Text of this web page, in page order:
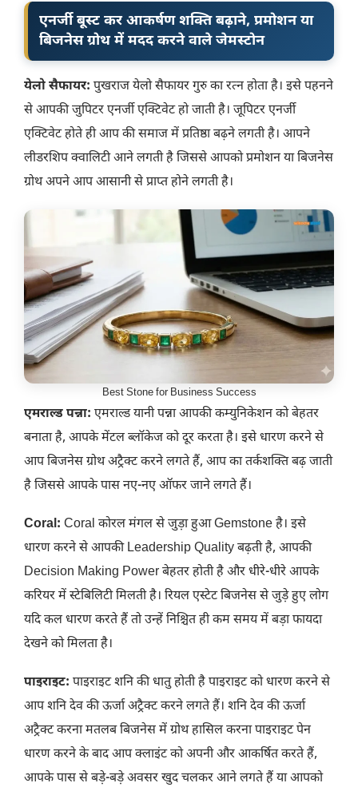
एनर्जी बूस्ट कर आकर्षण शक्ति बढ़ाने, प्रमोशन या
बिजनेस ग्रोथ में मदद करने वाले जेमस्टोन
येलो सैफायर: पुखराज येलो सैफायर गुरु का रत्न होता है। इसे पहनने
से आपकी जुपिटर एनर्जी एक्टिवेट हो जाती है। जूपिटर एनर्जी
एक्टिवेट होते ही आप की समाज में प्रतिष्ठा बढ़ने लगती है। आपने
लीडरशिप क्वालिटी आने लगती है जिससे आपको प्रमोशन या बिजनेस
ग्रोथ अपने आप आसानी से प्राप्त होने लगती है।
Best Stone for Business Success
एमराल्ड पन्ना: एमराल्ड यानी पन्ना आपकी कम्युनिकेशन को बेहतर
बनाता है, आपके मेंटल ब्लॉकेज को दूर करता है। इसे धारण करने से
आप बिजनेस ग्रोथ अट्रैक्ट करने लगते हैं, आप का तर्कशक्ति बढ़ जाती
है जिससे आपके पास नए-नए ऑफर जाने लगते हैं।
Coral: Coral कोरल मंगल से जुड़ा हुआ Gemstone है। इसे
धारण करने से आपकी Leadership Quality बढ़ती है, आपकी
Decision Making Power बेहतर होती है और धीरे-धीरे आपके
करियर में स्टेबिलिटी मिलती है। रियल एस्टेट बिजनेस से जुड़े हुए लोग
यदि कल धारण करते हैं तो उन्हें निश्चित ही कम समय में बड़ा फायदा
देखने को मिलता है।
पाइराइट: पाइराइट शनि की धातु होती है पाइराइट को धारण करने से
आप शनि देव की ऊर्जा अट्रैक्ट करने लगते हैं। शनि देव की ऊर्जा
अट्रैक्ट करना मतलब बिजनेस में ग्रोथ हासिल करना पाइराइट पेन
धारण करने के बाद आप क्लाइंट को अपनी और आकर्षित करते हैं,
आपके पास से बड़े-बड़े अवसर खुद चलकर आने लगते हैं या आपको